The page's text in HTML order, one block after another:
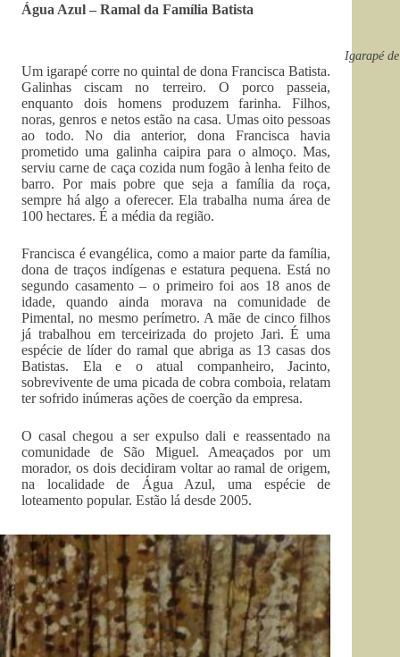
Água Azul – Ramal da Família Batista
Igarapé
Um igarapé corre no quintal de dona Francisca Batista.
Galinhas ciscam no terreiro. O porco passeia,
enquanto dois homens produzem farinha. Filhos,
noras, genros e netos estão na casa. Umas oito pessoas
ao todo. No dia anterior, dona Francisca havia
prometido uma galinha caipira para o almoço. Mas,
serviu carne de caça cozida num fogão à lenha feito de
barro. Por mais pobre que seja a família da roça,
sempre há algo a oferecer. Ela trabalha numa área de
100 hectares. É a média da região.
Francisca é evangélica, como a maior parte da família,
dona de traços indígenas e estatura pequena. Está no
segundo casamento – o primeiro foi aos 18 anos de
idade, quando ainda morava na comunidade de
Pimental, no mesmo perímetro. A mãe de cinco filhos
já trabalhou em terceirizada do projeto Jari. É uma
espécie de líder do ramal que abriga as 13 casas dos
Batistas. Ela e o atual companheiro, Jacinto,
sobrevivente de uma picada de cobra comboia, relatam
ter sofrido inúmeras ações de coerção da empresa.
O casal chegou a ser expulso dali e reassentado na
comunidade de São Miguel. Ameaçados por um
morador, os dois decidiram voltar ao ramal de origem,
na localidade de Água Azul, uma espécie de
loteamento popular. Estão lá desde 2005.